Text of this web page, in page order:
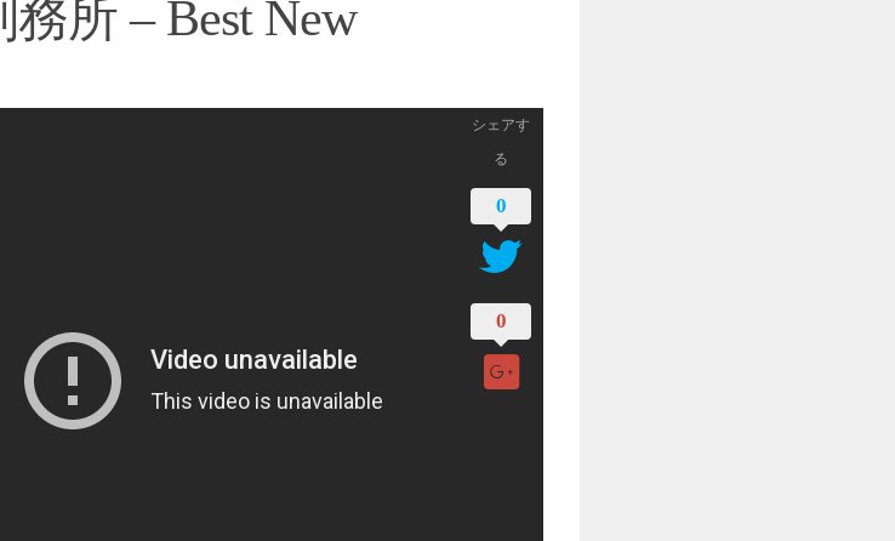
所 – Best New
シェアす
る
0
0